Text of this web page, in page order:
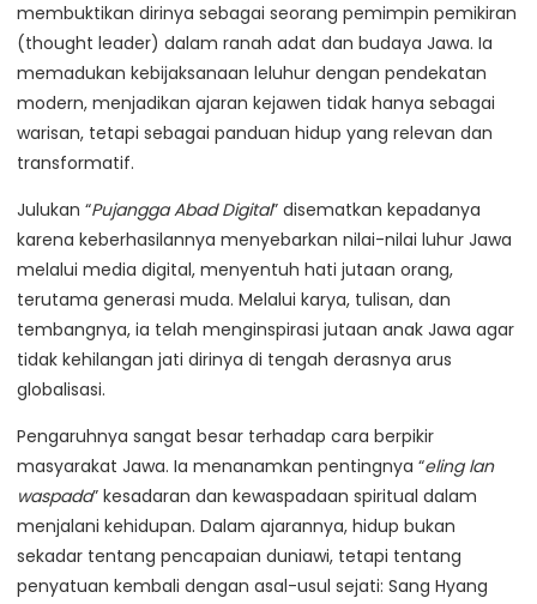
membuktikan dirinya sebagai seorang pemimpin pemikiran
(thought leader) dalam ranah adat dan budaya Jawa. Ia
memadukan kebijaksanaan leluhur dengan pendekatan
modern, menjadikan ajaran kejawen tidak hanya sebagai
warisan, tetapi sebagai panduan hidup yang relevan dan
transformatif.
Julukan “Pujangga Abad Digital” disematkan kepadanya
karena keberhasilannya menyebarkan nilai-nilai luhur Jawa
melalui media digital, menyentuh hati jutaan orang,
terutama generasi muda. Melalui karya, tulisan, dan
tembangnya, ia telah menginspirasi jutaan anak Jawa agar
tidak kehilangan jati dirinya di tengah derasnya arus
globalisasi.
Pengaruhnya sangat besar terhadap cara berpikir
masyarakat Jawa. Ia menanamkan pentingnya “eling lan
waspada” kesadaran dan kewaspadaan spiritual dalam
menjalani kehidupan. Dalam ajarannya, hidup bukan
sekadar tentang pencapaian duniawi, tetapi tentang
penyatuan kembali dengan asal-usul sejati: Sang Hyang